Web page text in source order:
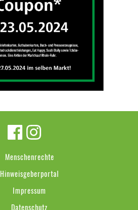
Menschenrechte
Hinweisgeberportal
Impressum
Datenschutz